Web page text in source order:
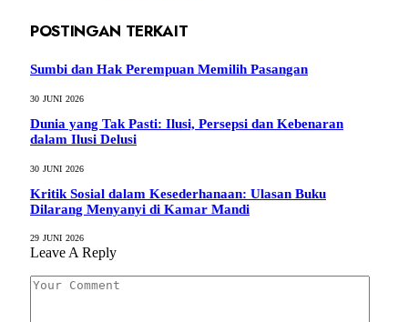
POSTINGAN TERKAIT
Sumbi dan Hak Perempuan Memilih Pasangan
30 JUNI 2026
Dunia yang Tak Pasti: Ilusi, Persepsi dan Kebenaran
dalam Ilusi Delusi
30 JUNI 2026
Kritik Sosial dalam Kesederhanaan: Ulasan Buku
Dilarang Menyanyi di Kamar Mandi
29 JUNI 2026
Leave A Reply